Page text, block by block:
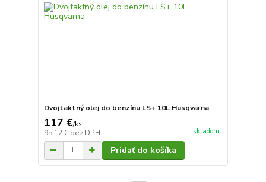
Dvojtaktný olej do benzínu LS+ 10L Husqvarna
117 €/ks
95,12 € bez DPH skladom
Pridať do košíka